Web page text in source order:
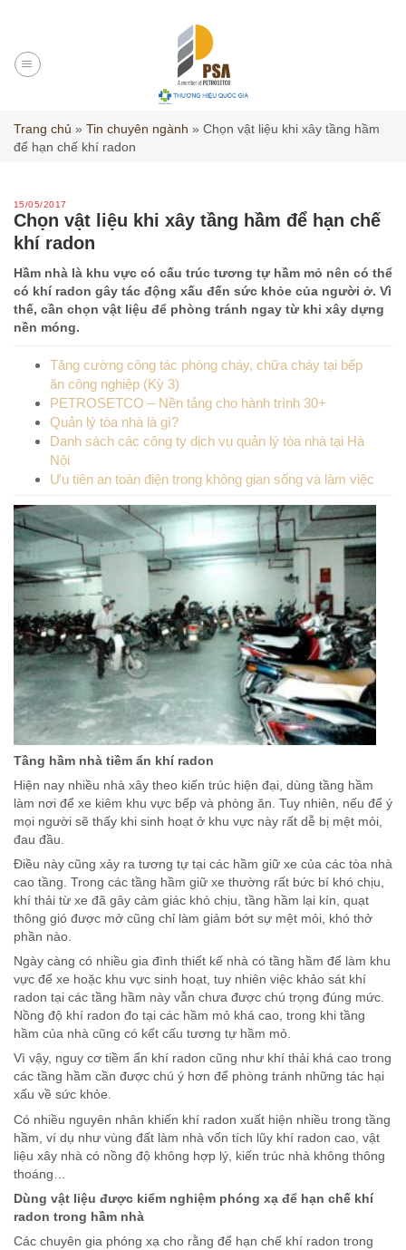
content
Trang chủ » Tin chuyên ngành » Chọn vật liệu khi xây tầng hầm
để hạn chế khí radon
15/05/2017
Chọn vật liệu khi xây tầng hầm để hạn chế
khí radon
Hầm nhà là khu vực có cấu trúc tương tự hầm mỏ nên có thể
có khí radon gây tác động xấu đến sức khỏe của người ở. Vì
thế, cần chọn vật liệu để phòng tránh ngay từ khi xây dựng
nền móng.
Tăng cường công tác phòng cháy, chữa cháy tại bếp
ăn công nghiệp (Kỳ 3)
PETROSETCO – Nền tảng cho hành trình 30+
Quản lý tòa nhà là gì?
Danh sách các công ty dịch vụ quản lý tòa nhà tại Hà
Nội
Ưu tiên an toàn điện trong không gian sống và làm việc
Tầng hầm nhà tiềm ẩn khí radon
Hiện nay nhiều nhà xây theo kiến trúc hiện đại, dùng tầng hầm
làm nơi để xe kiêm khu vực bếp và phòng ăn. Tuy nhiên, nếu để ý
mọi người sẽ thấy khi sinh hoạt ở khu vực này rất dễ bị mệt mỏi,
đau đầu.
Điều này cũng xảy ra tương tự tại các hầm giữ xe của các tòa nhà
cao tầng. Trong các tầng hầm giữ xe thường rất bức bí khó chịu,
khí thải từ xe đã gây cảm giác khó chịu, tầng hầm lại kín, quạt
thông gió được mở cũng chỉ làm giảm bớt sự mệt mỏi, khó thở
phần nào.
Ngày càng có nhiều gia đình thiết kế nhà có tầng hầm để làm khu
vực để xe hoặc khu vực sinh hoạt, tuy nhiên việc khảo sát khí
radon tại các tầng hầm này vẫn chưa được chú trọng đúng mức.
Nồng độ khí radon đo tại các hầm mỏ khá cao, trong khi tầng
hầm của nhà cũng có kết cấu tương tự hầm mỏ.
Vì vậy, nguy cơ tiềm ẩn khí radon cũng như khí thải khá cao trong
các tầng hầm cần được chú ý hơn để phòng tránh những tác hại
xấu về sức khỏe.
Có nhiều nguyên nhân khiến khí radon xuất hiện nhiều trong tầng
hầm, ví dụ như vùng đất làm nhà vốn tích lũy khí radon cao, vật
liệu xây nhà có nồng độ không hợp lý, kiến trúc nhà không thông
thoáng…
Dùng vật liệu được kiểm nghiệm phóng xạ để hạn chế khí
radon trong hầm nhà
Các chuyên gia phóng xạ cho rằng để hạn chế khí radon trong